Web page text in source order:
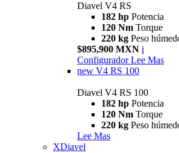
Diavel V4 RS
182 hp Potencia
120 Nm Torque
220 kg Peso
$895,900 MXN i
Configurador Lee Mas
new V4 RS 100
Diavel V4 RS 100
182 hp Potencia
120 Nm Torque
220 kg Peso
Lee Mas
XDiavel